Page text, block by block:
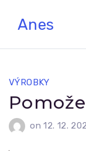
Anes
VÝROBKY
on 12. 12.